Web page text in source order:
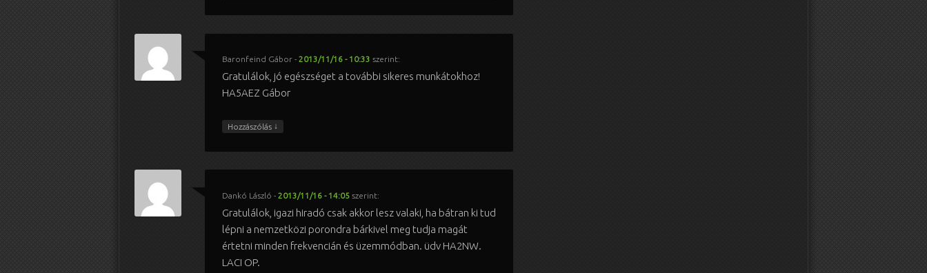
Baronfeind Gábor- 2013/11/16 - 10:33 szerint:
Gratulálok, jó egészséget a további sikeres munkátokhoz!
HA5AEZ Gábor
Hozzászólás ↓
Dankó László - 2013/11/16 - 14:05 szerint:
Gratulálok, igazi hiradó csak akkor lesz valaki, ha bátran ki tud
lépni a nemzetközi porondra bárkivel meg tudja magát
értetni minden frekvencián és üzemmódban. üdv HA2NW.
LACI OP.